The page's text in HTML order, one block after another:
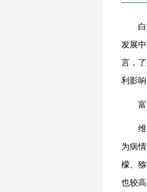
白癜
发展
言，
利影
富含
维生
为病
檬、
也较